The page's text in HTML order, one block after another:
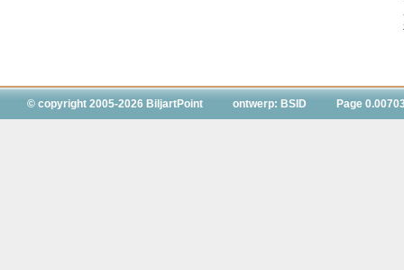
© copyright 2005-2026 BiljartPoint ontwerp: BSID Page